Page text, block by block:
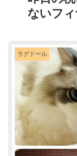
ないフ
ラグドール